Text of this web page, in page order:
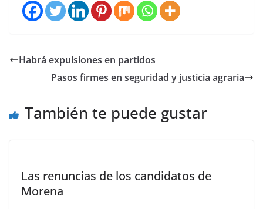
Habrá expulsiones en partidos
Pasos firmes en seguridad y justicia agraria
También te puede gustar
Las renuncias de los candidatos de
Morena